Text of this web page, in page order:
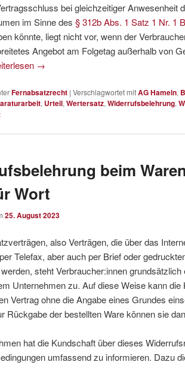
bei gleichzeitiger Anwesenheit
im Sinne des § 312b Abs. 1 Satz 1 Nr. 1
könnte, liegt nicht vor, wenn der
Angebot am Folgetag außerhalb von
→
Fernabsatzrecht | Verschlagwortet mitAG Hameln,
, Urteil, Wertersatz, Widerrufsbelehrung,
beim
Wort
25. August 2023
also Verträgen, die über das
Telefax, aber auch per Brief oder
steht Verbraucher:innen
Unternehmen zu. Auf diese Weise kann die
Vertrag ohne die Angabe eines Grundes
Rückgabe der bestellten Ware können sie
hat die Kundschaft über dieses
umfassend zu informieren. Dazu